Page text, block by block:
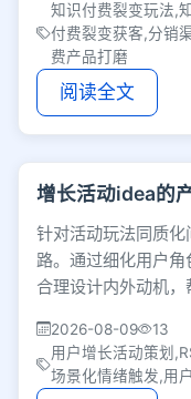
知识付费裂变玩法,
付费裂变获客,分销
费产品打磨
阅读全文
增长活动idea的
针对活动玩法同质
路。通过细化用户
合理设计内外动机
2026-08-09
13
用户增长活动策划
场景化情绪触发,用